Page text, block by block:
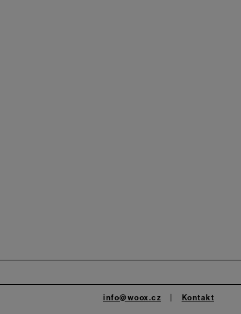
info@woox.cz Kontakt